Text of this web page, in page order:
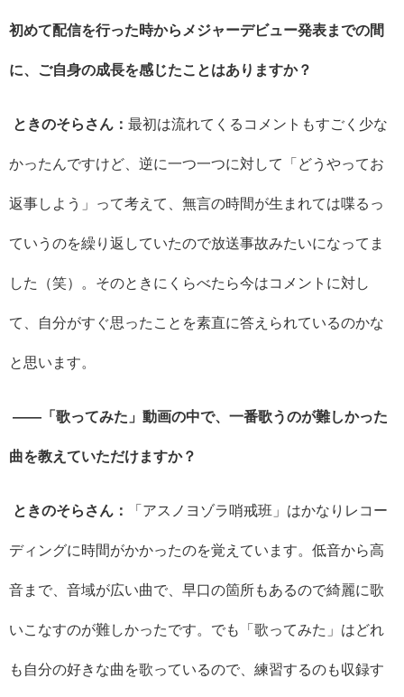
初めて配信を行った時からメジャーデビュー発表までの間
に、ご自身の成長を感じたことはありますか？
ときのそらさん： 最初は流れてくるコメントもすごく少な
かったんですけど、逆に一つ一つに対して「どうやってお
返事しよう」って考えて、無言の時間が生まれては喋るっ
ていうのを繰り返していたので放送事故みたいになってま
した（笑）。そのときにくらべたら今はコメントに対し
て、自分がすぐ思ったことを素直に答えられているのかな
と思います。
――「歌ってみた」動画の中で、一番歌うのが難しかった
曲を教えていただけますか？
ときのそらさん： 「アスノヨゾラ哨戒班」はかなりレコー
ディングに時間がかかったのを覚えています。低音から高
音まで、音域が広い曲で、早口の箇所もあるので綺麗に歌
いこなすのが難しかったです。でも「歌ってみた」はどれ
も自分の好きな曲を歌っているので、練習するのも収録す